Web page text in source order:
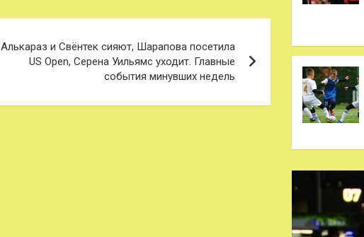
Алькараз и Свёнтек сияют, Шарапова посетила
US Open, Серена Уильямс уходит. Главные
события минувших недель